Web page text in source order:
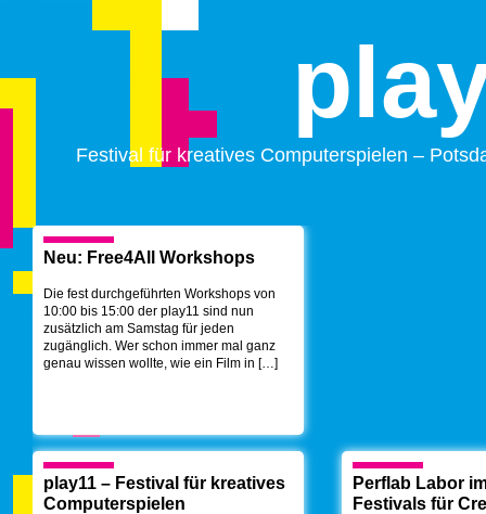
Festival für kreatives Computerspielen –
Neu: Free4All Workshops
Die fest durchgeführten Workshops von
10:00 bis 15:00 der play11 sind nun
zusätzlich am Samstag für jeden
zugänglich. Wer schon immer mal ganz
genau wissen wollte, wie ein Film in […]
play11 – Festival für kreatives
Computerspielen
Perflab Labor
Festivals für